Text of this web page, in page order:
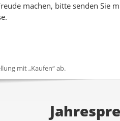
machen, bitte senden Sie
mit „Kaufen“ ab.